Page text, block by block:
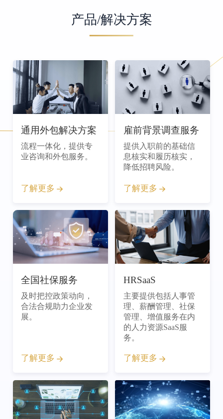
产品/解决方案
通用外包解决方案
流程一体化，提供专
业咨询和外包服务。
了解更多
雇前背景调查服务
提供入职前的基础信
息核实和履历核实，
降低招聘风险。
了解更多
全国社保服务
及时把控政策动向，
合法合规助力企业发
展。
了解更多
HRSaaS
主要提供包括人事管
理、薪酬管理、社保
管理、增值服务在内
的人力资源SaaS服
务。
了解更多